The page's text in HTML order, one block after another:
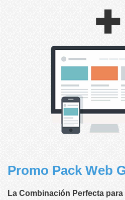
Promo Pack Web
La Combinación Perfecta